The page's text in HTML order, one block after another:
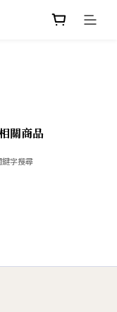
關商品
字搜尋